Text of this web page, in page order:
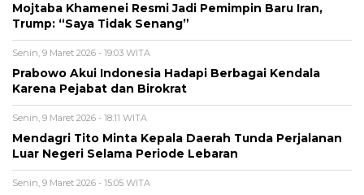
Mojtaba Khamenei Resmi Jadi Pemimpin Baru Iran,
Trump: “Saya Tidak Senang”
Senin, 9 Maret 2026 - 19:03 WITA
Prabowo Akui Indonesia Hadapi Berbagai Kendala
Karena Pejabat dan Birokrat
Senin, 9 Maret 2026 - 18:11 WITA
Mendagri Tito Minta Kepala Daerah Tunda Perjalanan
Luar Negeri Selama Periode Lebaran
Senin, 9 Maret 2026 - 15:05 WITA